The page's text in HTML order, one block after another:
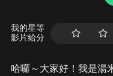
我的星等
影片給分
哈囉～大家好！我是湯